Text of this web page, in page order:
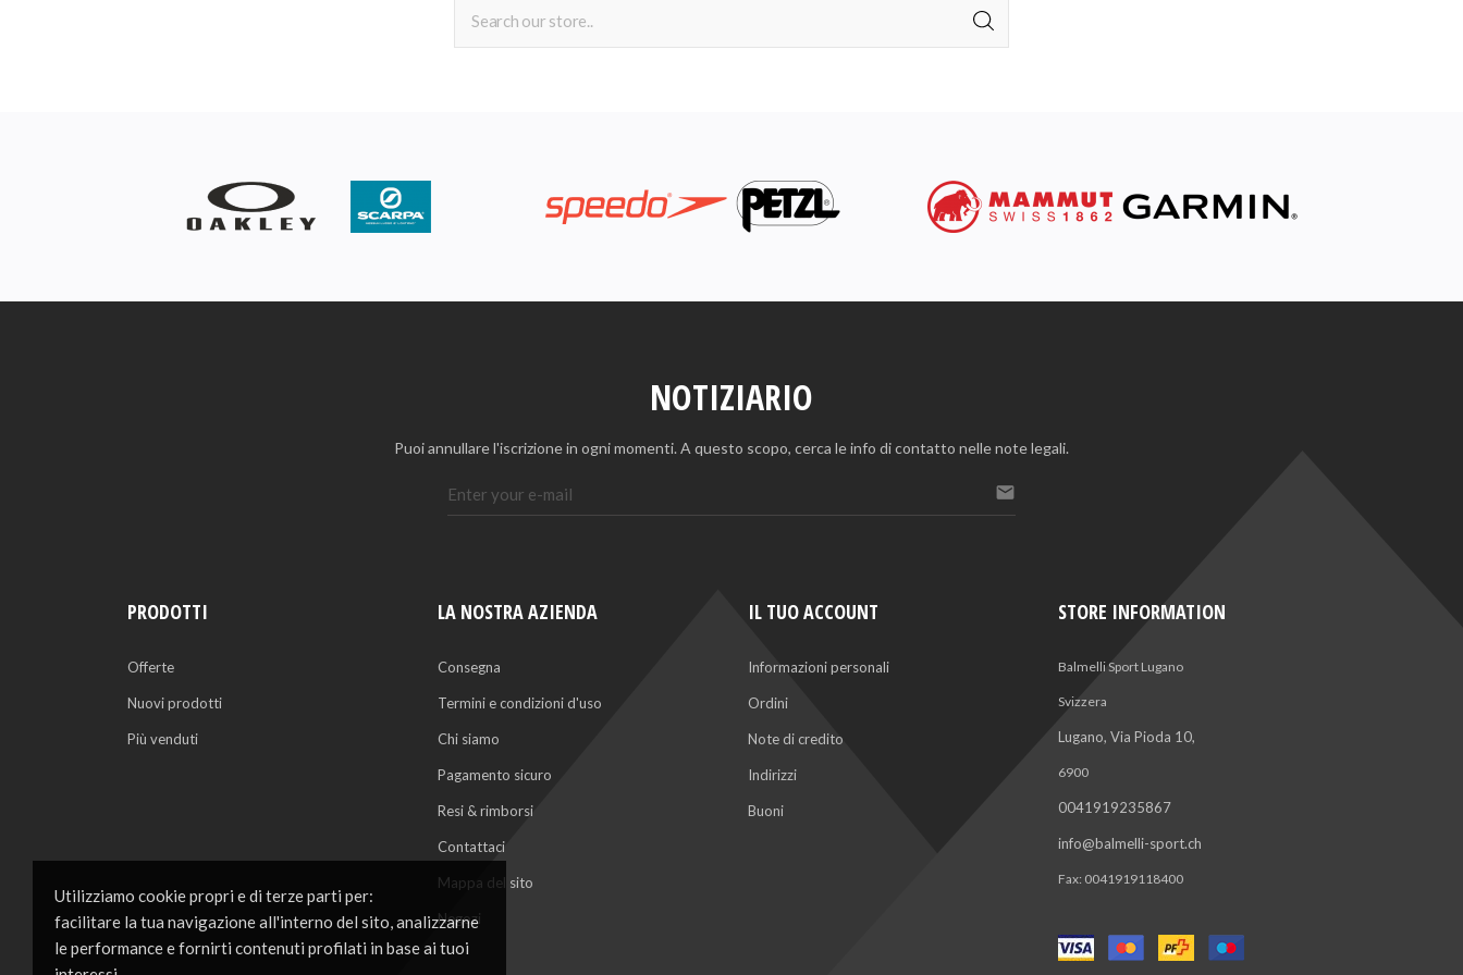
Utilizziamo cookie propri e di terze parti per:
facilitare la tua navigazione all'interno del sito, analizzarne
le performance e fornirti contenuti profilati in base ai tuoi
NOTIZIARIO
Puoi annullare l'iscrizione in ogni momenti. A questo scopo, cerca le info di contatto nelle note legali.

PRODOTTI
Offerte
Nuovi prodotti
Più venduti
LA NOSTRA AZIENDA
Consegna
Termini e condizioni d'uso
Chi siamo
Pagamento sicuro
Resi & rimborsi
Contattaci
Mappa del sito
Negozi
IL TUO ACCOUNT
Informazioni personali
Ordini
Note di credito
Indirizzi
Buoni
STORE INFORMATION
Balmelli Sport Lugano
Svizzera
Lugano, Via Pioda 10,
6900
0041919235867
info@balmelli-sport.ch
Fax: 0041919118400